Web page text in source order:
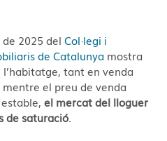
2025 del Col·legi i
de Catalunya mostra
tant en venda
el preu de venda
el mercat del lloguer
de saturació